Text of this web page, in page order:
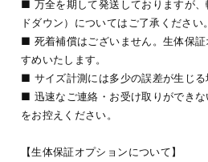
■ 万全を期して発送しておりますが
ドダウン）についてはご了承ください。
■ 死着補償はございません。生体保
すめいたします。
■ サイズ計測には多少の誤差が生じる
■ 迅速なご連絡・お受け取りができな
をお控えください。
【生体保証オプションについて】